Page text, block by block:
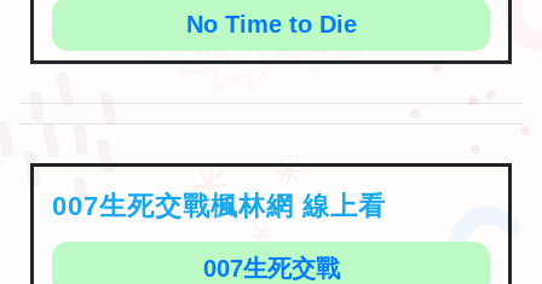
No Time to Die
007生死交戰楓林網 線上看
007生死交戰